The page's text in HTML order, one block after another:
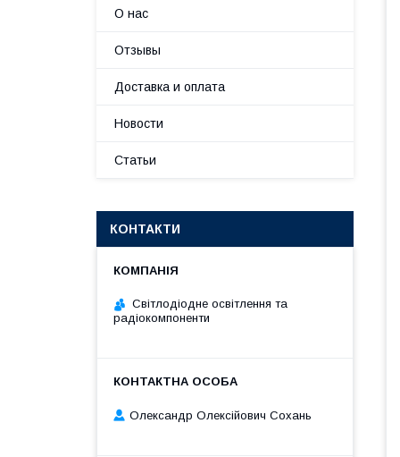
О нас
Отзывы
Доставка и оплата
Новости
Статьи
КОНТАКТИ
Світлодіодне освітлення та
радіокомпоненти
Олександр Олексійович Сохань